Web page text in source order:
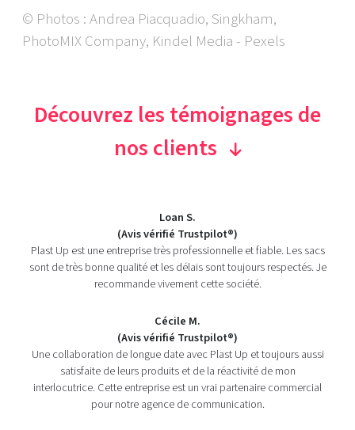
© Photos : Andrea Piacquadio, Singkham,
PhotoMIX Company, Kindel Media - Pexels
Découvrez les témoignages de
nos clients
Loan S.
(Avis vérifié Trustpilot®)
Plast Up est une entreprise très professionnelle et fiable. Les sacs
sont de très bonne qualité et les délais sont toujours respectés. Je
recommande vivement cette société.
Cécile M.
(Avis vérifié Trustpilot®)
Une collaboration de longue date avec Plast Up et toujours aussi
satisfaite de leurs produits et de la réactivité de mon
interlocutrice. Cette entreprise est un vrai partenaire commercial
pour notre agence de communication.